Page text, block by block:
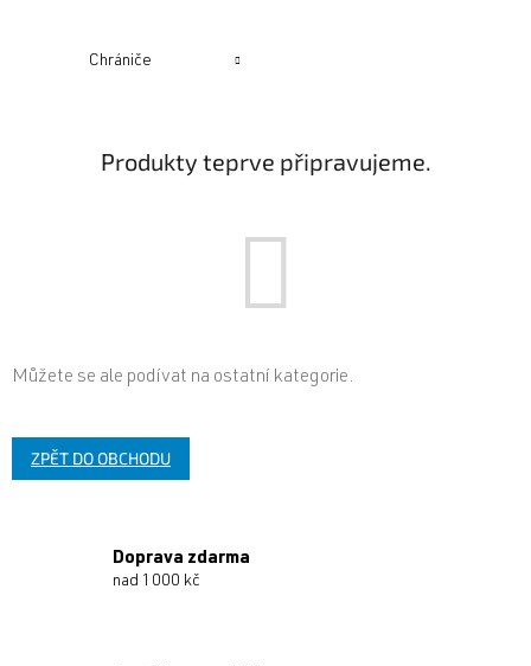
Chrániče
Produkty teprve připravujeme.
Můžete se ale podívat na ostatní kategorie.
ZPĚT DO OBCHODU
Doprava zdarma
nad 1000 kč